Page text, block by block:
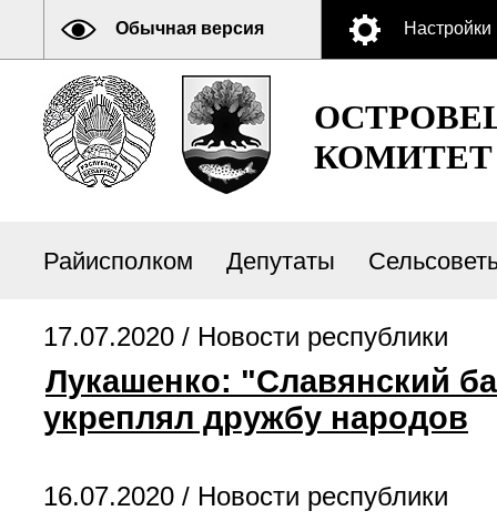
Обычная версия Настройки
КОМИТЕТ
Райисполком Депутаты
17.07.2020 / Новости республики
Лукашенко: "Славянский
укреплял дружбу народов
16.07.2020 / Новости республики